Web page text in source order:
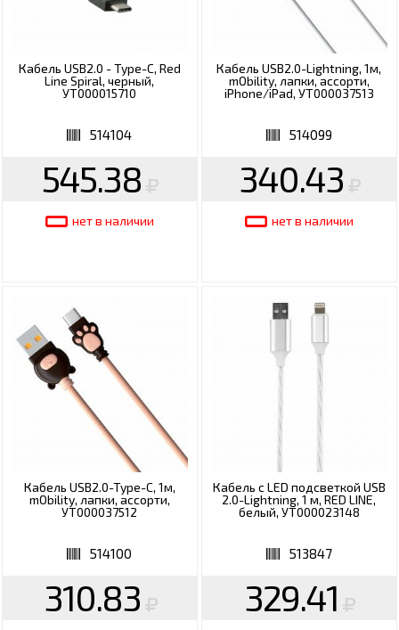
Кабель USB2.0 - Type-C, Red
Line Spiral, черный,
УТ000015710
514104
545.38
нет в наличии
Кабель USB2.0-Lightning, 1м,
mObility, лапки, ассорти,
iPhone/iPad, УТ000037513
514099
340.43
нет в наличии
Кабель USB2.0-Type-C, 1м,
mObility, лапки, ассорти,
УТ000037512
514100
310.83
Кабель с LED подсветкой USB
2.0-Lightning, 1 м, RED LINE,
белый, УТ000023148
513847
329.41